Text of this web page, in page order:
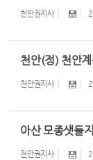
천안권지사
천안(정) 천안
천안권지사
아산 모종샛들
천안권지사